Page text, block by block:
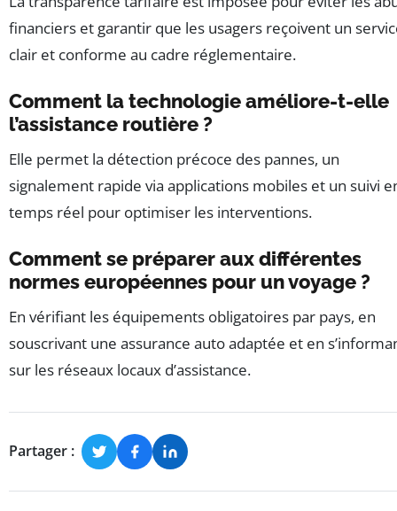
financiers et garantir que les usagers reçoivent un
clair et conforme au cadre réglementaire.
Comment la technologie améliore-t-elle
l’assistance routière ?
Elle permet la détection précoce des pannes, un
signalement rapide via applications mobiles et un suivi
temps réel pour optimiser les interventions.
Comment se préparer aux différentes
normes européennes pour un voyage ?
En vérifiant les équipements obligatoires par pays, en
souscrivant une assurance auto adaptée et en
sur les réseaux locaux d’assistance.
Partager :